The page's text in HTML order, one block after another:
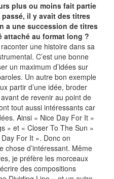
plus ou moins fait partie
passé, il y avait des titres
a une succession de titres
attaché au format long ?
une histoire dans sa
C’est une bonne
un maximum d’idées sur
Un autre bon exemple
partir d’une idée, broder
de revenir au point de
tout aussi intéressants car
Ainsi « Nice Day For It »
» et « Closer To The Sun »
For It ». Donc on
chose d’intéressant. Même
je préfère les morceaux
des compositions